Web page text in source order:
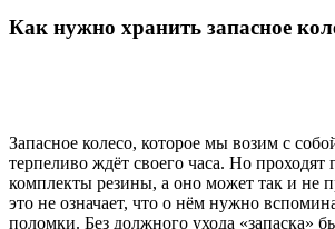
Как нужно хранить запасное
Запасное колесо, которое мы возим с
терпеливо ждёт своего часа. Но проходят
комплекты резины, а оно может так и не
это не означает, что о нём нужно
поломки. Без должного ухода «запаска»